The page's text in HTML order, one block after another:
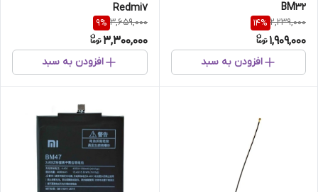
BM32
2,239,000
14%
1,909,000
افزودن به سبد
Redmi7
3,659,000
9%
3,300,000
افزودن به سبد